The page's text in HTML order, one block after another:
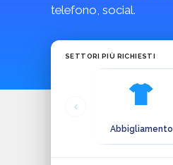
telefono, social.
SETTORI PIÙ RICHIESTI
Abbigliamento